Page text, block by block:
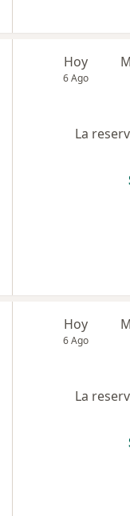
Hoy
6 Ago
La
Hoy
6 Ago
La